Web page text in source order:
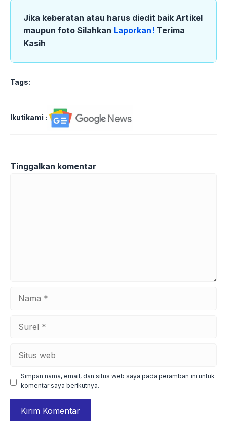
Jika keberatan atau harus diedit baik Artikel
maupun foto Silahkan Laporkan! Terima
Kasih
Tags:
Ikutikami :
Tinggalkan komentar
web
Simpan nama, email, dan situs web saya pada peramban ini untuk
komentar saya berikutnya.